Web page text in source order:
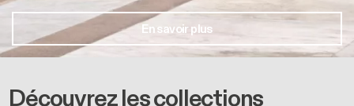
En savoir plus
Découvrez les collections